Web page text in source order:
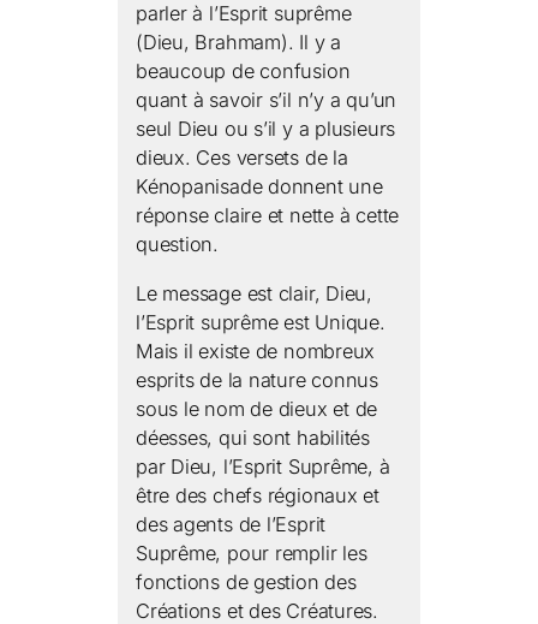
parler à l’Esprit suprême
(Dieu, Brahmam). Il y a
beaucoup de confusion
quant à savoir s’il n’y a qu’un
seul Dieu ou s’il y a plusieurs
dieux. Ces versets de la
Kénopanisade donnent une
réponse claire et nette à cette
question.
Le message est clair, Dieu,
l’Esprit suprême est Unique.
Mais il existe de nombreux
esprits de la nature connus
sous le nom de dieux et de
déesses, qui sont habilités
par Dieu, l’Esprit Suprême, à
être des chefs régionaux et
des agents de l’Esprit
Suprême, pour remplir les
fonctions de gestion des
Créations et des Créatures.